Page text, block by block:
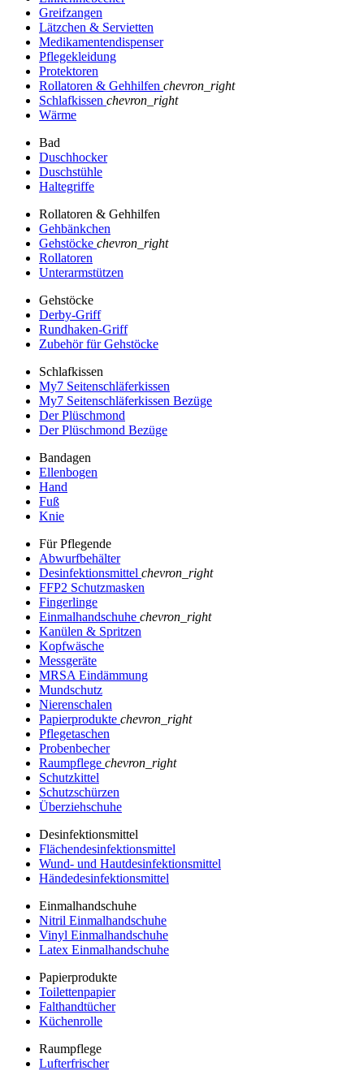
Greifzangen
Lätzchen & Servietten
Medikamentendispenser
Pflegekleidung
Protektoren
Rollatoren & Gehhilfen chevron_right
Schlafkissen chevron_right
Wärme
Bad
Duschhocker
Duschstühle
Haltegriffe
Rollatoren & Gehhilfen
Gehbänkchen
Gehstöcke chevron_right
Rollatoren
Unterarmstützen
Gehstöcke
Derby-Griff
Rundhaken-Griff
Zubehör für Gehstöcke
Schlafkissen
My7 Seitenschläferkissen
My7 Seitenschläferkissen Bezüge
Der Plüschmond
Der Plüschmond Bezüge
Bandagen
Ellenbogen
Hand
Fuß
Knie
Für Pflegende
Abwurfbehälter
Desinfektionsmittel chevron_right
FFP2 Schutzmasken
Fingerlinge
Einmalhandschuhe chevron_right
Kanülen & Spritzen
Kopfwäsche
Messgeräte
MRSA Eindämmung
Mundschutz
Nierenschalen
Papierprodukte chevron_right
Pflegetaschen
Probenbecher
Raumpflege chevron_right
Schutzkittel
Schutzschürzen
Überziehschuhe
Desinfektionsmittel
Flächendesinfektionsmittel
Wund- und Hautdesinfektionsmittel
Händedesinfektionsmittel
Einmalhandschuhe
Nitril Einmalhandschuhe
Vinyl Einmalhandschuhe
Latex Einmalhandschuhe
Papierprodukte
Toilettenpapier
Falthandtücher
Küchenrolle
Raumpflege
Lufterfrischer